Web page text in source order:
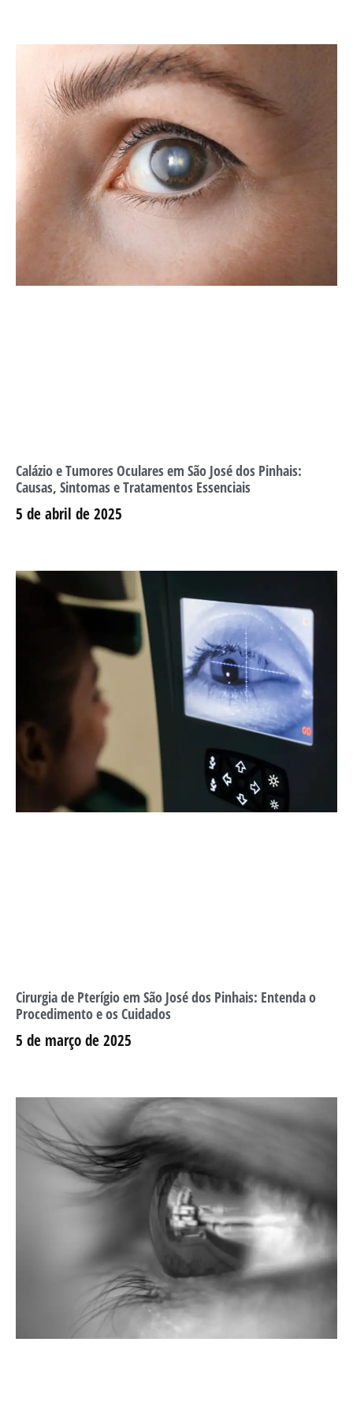
Calázio e Tumores Oculares em São José dos Pinhais:
Causas, Sintomas e Tratamentos Essenciais
5 de abril de 2025
Cirurgia de Pterígio em São José dos Pinhais: Entenda o
Procedimento e os Cuidados
5 de março de 2025